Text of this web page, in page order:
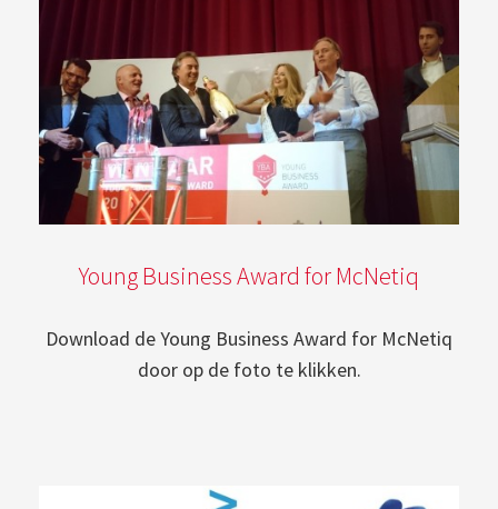
Young Business Award for McNetiq
Download de Young Business Award for McNetiq
door op de foto te klikken.